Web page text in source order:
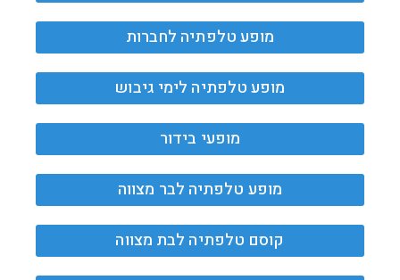
מופע טלפתיה לחברות
מופע טלפתיה לימי גיבוש
מופעי בידור
מופע טלפתיה לבר מצווה
קוסם טלפתיה לבת מצווה